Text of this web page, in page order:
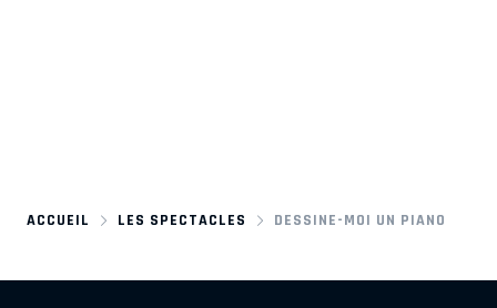
ACCUEIL LES SPECTACLES DESSINE-MOI UN PIANO